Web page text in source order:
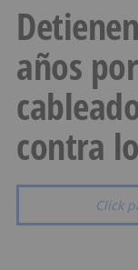
años
contra
Click